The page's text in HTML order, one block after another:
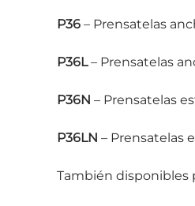
P36 – Prensatelas
P36L– Prensatelas
P36N – Prensatelas
P36LN – Prensatelas
También disponibles